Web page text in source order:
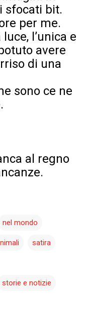
sfocati bit.
per me.
l’unica e
avere
di una
sono ce ne
al regno
nel mondo
satira
storie e notizie